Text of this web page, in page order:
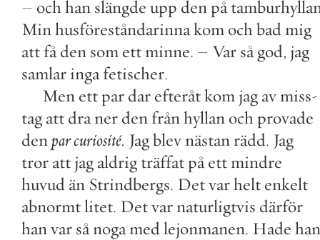
– ochhan slängde upp den på
Minhusföreståndarinnakom ochbad mig
att få den som ett minne. – Var så god, jag
samlar inga fetischer.
Men ett par dar efteråtkom jag av miss-
tag att dra ner den frånhyllan och provade
denparcuriosité. Jagblev nästan rädd. Jag
tror att jag aldrig träffat på ett mindre
huvud än Strindbergs. Detvarhelt enkelt
abnormtlitet. Detvar naturligtvis därför
hanvar så noga medlejonmanen. Hade han